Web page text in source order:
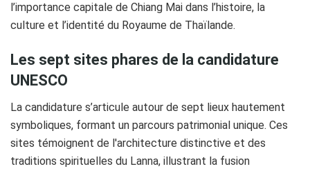
l’importance capitale de Chiang Mai dans l’histoire, la
culture et l’identité du Royaume de Thaïlande.
Les sept sites phares de la candidature
UNESCO
La candidature s’articule autour de sept lieux hautement
symboliques, formant un parcours patrimonial unique. Ces
sites témoignent de l'architecture distinctive et des
traditions spirituelles du Lanna, illustrant la fusion